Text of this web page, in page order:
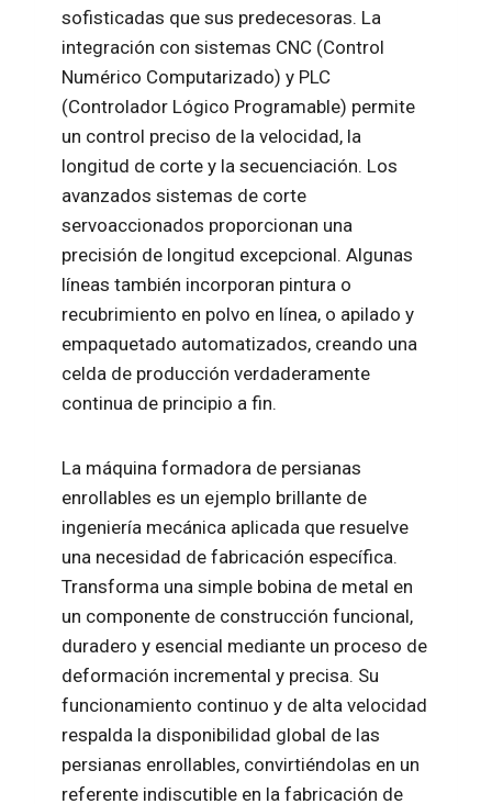
sofisticadas que sus predecesoras. La
integración con sistemas CNC (Control
Numérico Computarizado) y PLC
(Controlador Lógico Programable) permite
un control preciso de la velocidad, la
longitud de corte y la secuenciación. Los
avanzados sistemas de corte
servoaccionados proporcionan una
precisión de longitud excepcional. Algunas
líneas también incorporan pintura o
recubrimiento en polvo en línea, o apilado y
empaquetado automatizados, creando una
celda de producción verdaderamente
continua de principio a fin.
La máquina formadora de persianas
enrollables es un ejemplo brillante de
ingeniería mecánica aplicada que resuelve
una necesidad de fabricación específica.
Transforma una simple bobina de metal en
un componente de construcción funcional,
duradero y esencial mediante un proceso de
deformación incremental y precisa. Su
funcionamiento continuo y de alta velocidad
respalda la disponibilidad global de las
persianas enrollables, convirtiéndolas en un
referente indiscutible en la fabricación de